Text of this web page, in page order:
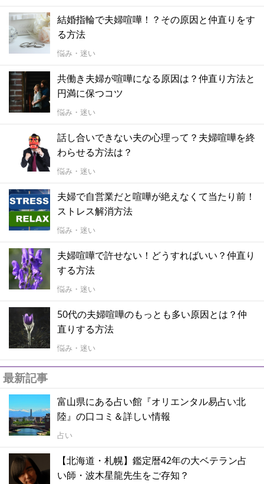
結婚指輪で夫婦喧嘩！？その原因と仲直りをす
る方法
悩み・迷い
共働き夫婦が喧嘩になる原因は？仲直り方法と
円満に保つコツ
悩み・迷い
話し合いできない夫の心理って？夫婦喧嘩を終
わらせる方法は？
悩み・迷い
夫婦で自営業だと喧嘩が絶えなくて当たり前！
ストレス解消方法
悩み・迷い
夫婦喧嘩で許せない！どうすればいい？仲直り
する方法
悩み・迷い
50代の夫婦喧嘩のもっとも多い原因とは？仲
直りする方法
悩み・迷い
最新記事
富山県にある占い館『オリエンタル易占い北
陸』の口コミ＆詳しい情報
占い
【北海道・札幌】鑑定暦42年の大ベテラン占
い師・波木星龍先生をご存知？